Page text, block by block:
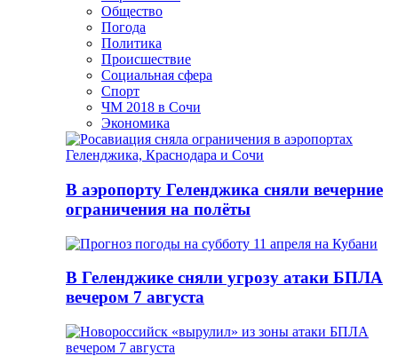
Общество
Погода
Политика
Происшествие
Социальная сфера
Спорт
ЧМ 2018 в Сочи
Экономика
В аэропорту Геленджика сняли вечерние
ограничения на полёты
В Геленджике сняли угрозу атаки БПЛА
вечером 7 августа